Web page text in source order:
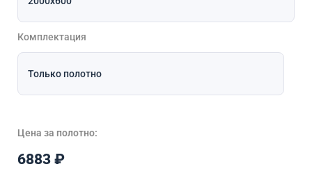
Комплектация
Цена за полотно:
6883 ₽